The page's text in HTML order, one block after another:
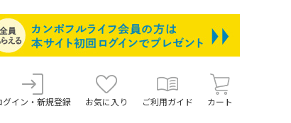
グイン・新規登録 お気に入り ご利用ガイド カート